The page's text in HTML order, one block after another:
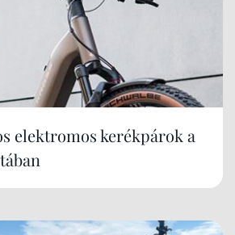
elektromos kerékpárok a